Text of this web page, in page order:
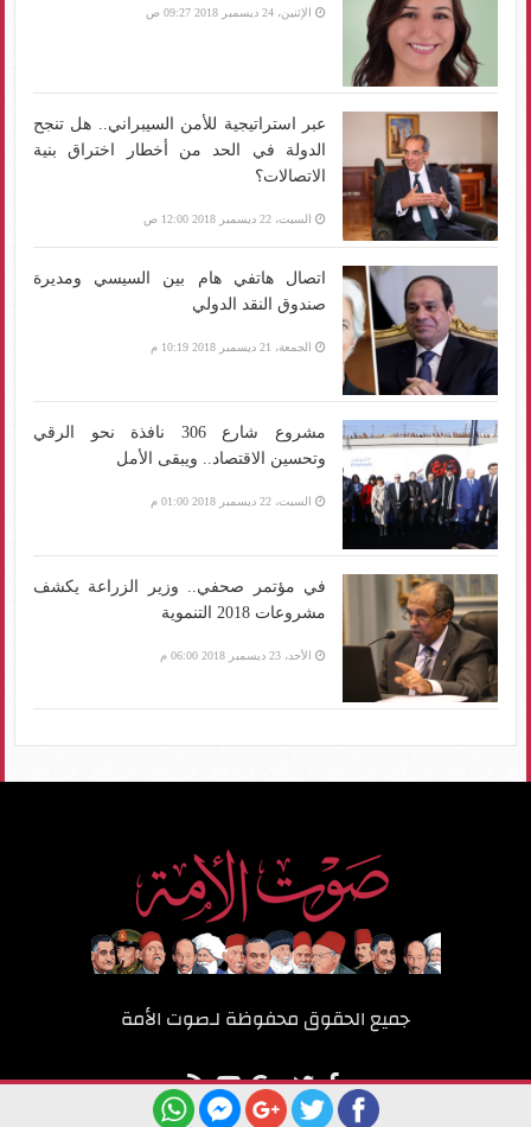
الإثنين، 24 ديسمبر 2018 09:27 ص
عبر استراتيجية للأمن السيبراني.. هل تنجح
الدولة في الحد من أخطار اختراق بنية
الاتصالات؟
السبت، 22 ديسمبر 2018 12:00 ص
اتصال هاتفي هام بين السيسي ومديرة
صندوق النقد الدولي
الجمعة، 21 ديسمبر 2018 10:19 م
مشروع شارع 306 نافذة نحو الرقي
وتحسين الاقتصاد.. ويبقى الأمل
السبت، 22 ديسمبر 2018 01:00 م
في مؤتمر صحفي.. وزير الزراعة يكشف
مشروعات 2018 التنموية
الأحد، 23 ديسمبر 2018 06:00 م
جميع الحقوق محفوظة لـصوت الأمة